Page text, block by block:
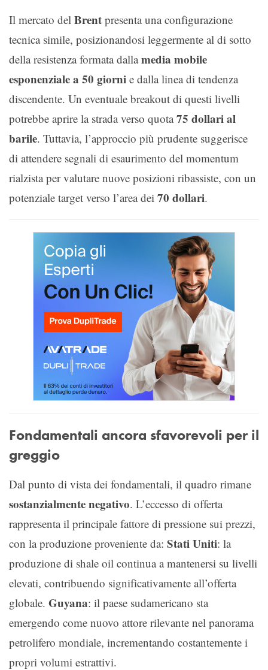
Il mercato del Brent presenta una configurazione
tecnica simile, posizionandosi leggermente al di sotto
della resistenza formata dallamedia mobile
esponenziale a 50 giorni e dalla linea di tendenza
discendente. Un eventuale breakout di questi livelli
potrebbe aprire la strada verso quota75 dollari al
barile. Tuttavia, l’approccio più prudente suggerisce
di attendere segnali di esaurimento del momentum
rialzista per valutare nuove posizioni ribassiste, con un
potenziale target verso l’area dei 70 dollari.
Fondamentali ancora sfavorevoli per il
greggio
Dal punto di vista dei fondamentali, il quadro rimane
sostanzialmente negativo. L’eccesso di offerta
rappresenta il principale fattore di pressione sui prezzi,
con la produzione proveniente da: Stati Uniti: la
produzione di shale oil continua a mantenersi su livelli
elevati, contribuendo significativamente all’offerta
globale. Guyana: il paese sudamericano sta
emergendo come nuovo attore rilevante nel panorama
petrolifero mondiale, incrementando costantemente i
propri volumi estrattivi.